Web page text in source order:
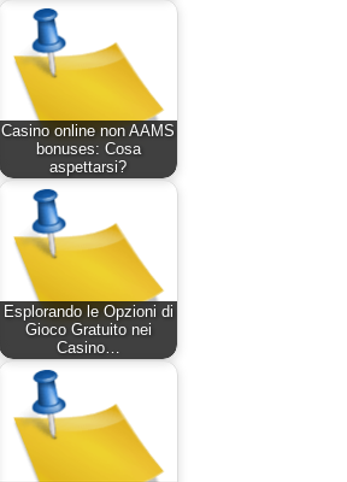
Casino online non AAMS
bonuses: Cosa
aspettarsi?
Esplorando le Opzioni di
Gioco Gratuito nei
Casino…